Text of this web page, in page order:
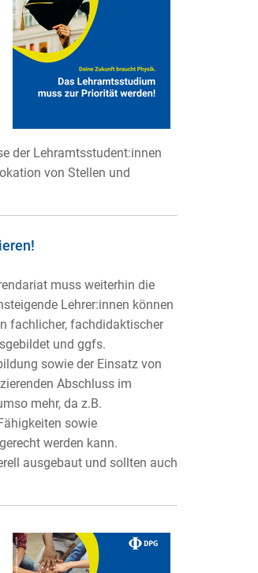
der Lehramtsstudent:innen
von Stellen und
muss weiterhin die
Lehrer:innen können
fachlicher, fachdidaktischer
und ggfs.
sowie der Einsatz von
Abschluss im
mehr, da z.B.
sowie
werden kann.
ausgebaut und sollten auch